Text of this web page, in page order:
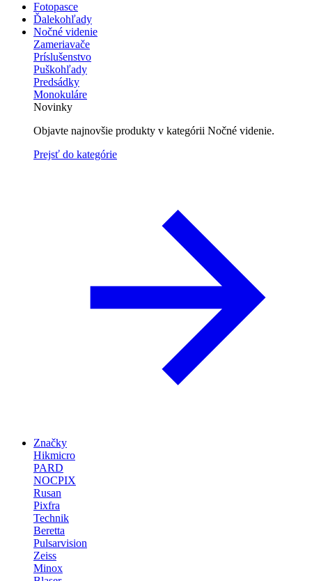
Fotopasce
Ďalekohľady
Nočné videnie
Zameriavače
Príslušenstvo
Puškohľady
Predsádky
Monokuláre
Novinky
Objavte najnovšie produkty v kategórii Nočné videnie.
Prejsť do kategórie
Značky
Hikmicro
PARD
NOCPIX
Rusan
Pixfra
Technik
Beretta
Pulsarvision
Zeiss
Minox